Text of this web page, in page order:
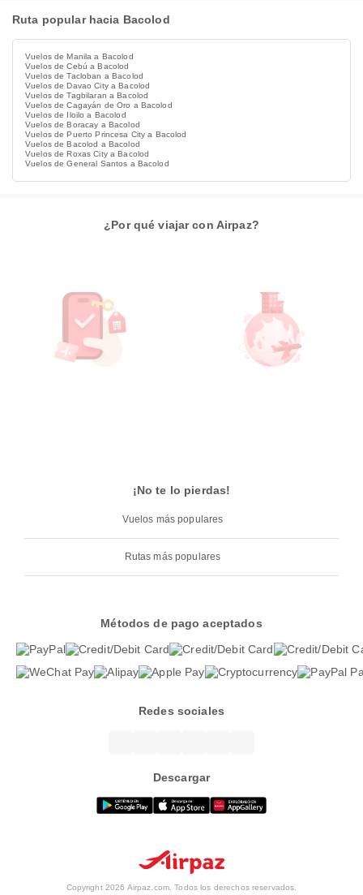
Ruta popular hacia Bacolod
Vuelos de Manila a Bacolod
Vuelos de Cebú a Bacolod
Vuelos de Tacloban a Bacolod
Vuelos de Davao City a Bacolod
Vuelos de Tagbilaran a Bacolod
Vuelos de Cagayán de Oro a Bacolod
Vuelos de Iloilo a Bacolod
Vuelos de Boracay a Bacolod
Vuelos de Puerto Princesa City a Bacolod
Vuelos de Bacolod a Bacolod
Vuelos de Roxas City a Bacolod
Vuelos de General Santos a Bacolod
¿Por qué viajar con Airpaz?
¡No te lo pierdas!
Vuelos más populares
Rutas más populares
Métodos de pago aceptados
Redes sociales
Descargar
Copyright 2026 Airpaz.com. Todos los derechos reservados.